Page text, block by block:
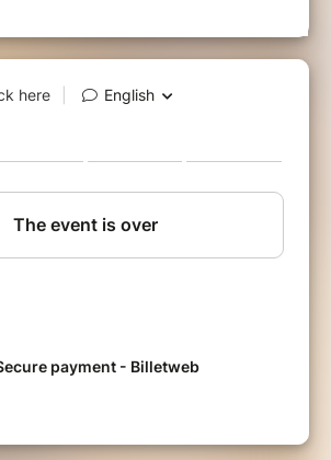
propres textes, mis en
duo La Bestiole, a donné
secret».
qui est sa marque de
curiosité musical où se mêlent
et un certain esprit
issu du cabaret.